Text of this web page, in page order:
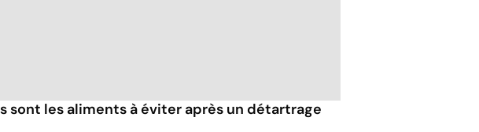
sont les aliments à éviter après un détartrage